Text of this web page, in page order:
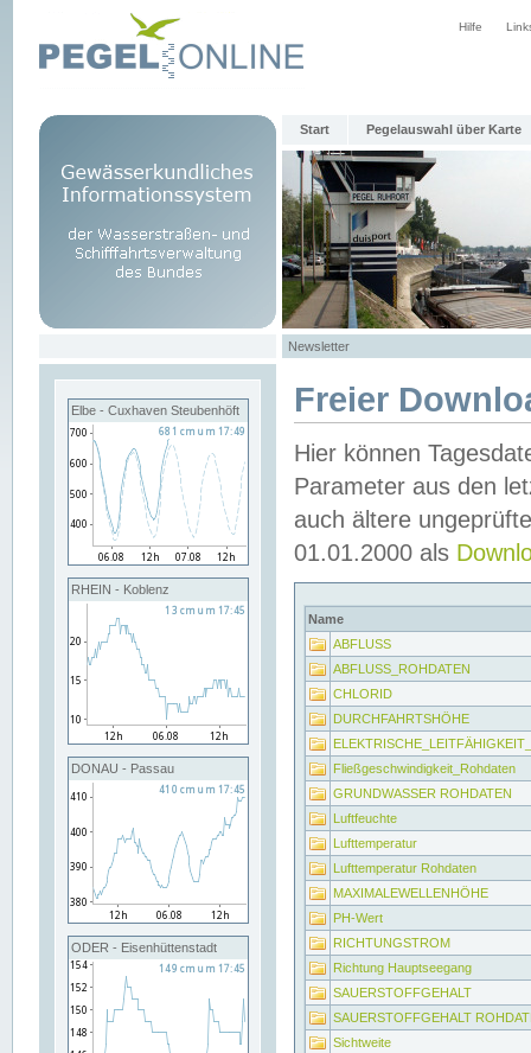
Hilfe
Start Pegelauswahl über Karte
Newsletter
Elbe - Cuxhaven Steubenhöft
RHEIN - Koblenz
DONAU - Passau
ODER - Eisenhüttenstadt
Freier
Hier können
Parameter aus den
auch ältere
01.01.2000 als
Name
ABFLUSS
ABFLUSS_ROHDATEN
CHLORID
DURCHFAHRTSHÖHE
Fließgeschwindigkeit_Rohdaten
GRUNDWASSER ROHDATEN
Luftfeuchte
Lufttemperatur
Lufttemperatur Rohdaten
MAXIMALEWELLENHÖHE
PH-Wert
RICHTUNGSTROM
Richtung Hauptseegang
SAUERSTOFFGEHALT
SAUERSTOFFGEHALT
Sichtweite